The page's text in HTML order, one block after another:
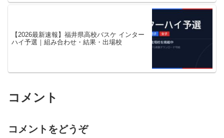
【2026最新速報】福井県高校バスケ インター
ハイ予選｜組み合わせ・結果・出場校
コメント
コメントをどうぞ